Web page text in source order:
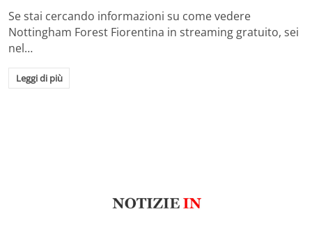
Se stai cercando informazioni su come vedere
Nottingham Forest Fiorentina in streaming gratuito, sei
nel…
Leggi di più